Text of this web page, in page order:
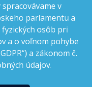
v
parlamentu a
osôb pri
a o voľnom pohybe
a zákonom č.
údajov.